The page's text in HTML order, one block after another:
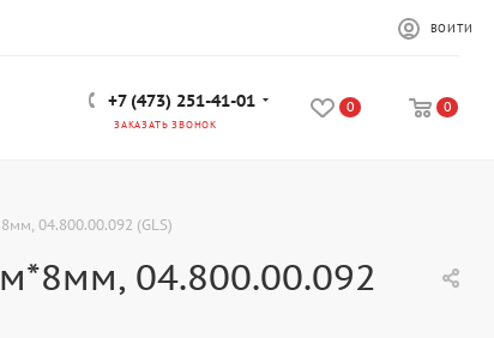
ВОЙТИ
+7 (473) 251-41-01
ЗАКАЗАТЬ ЗВОНОК
0 0
04.800.00.092 (GLS)
04.800.00.092